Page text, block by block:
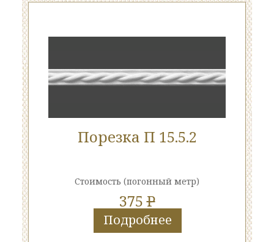
Порезка П 15.5.2
Стоимость (погонный метр)
375P
Подробнее